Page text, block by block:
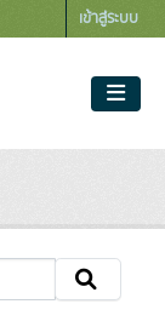
เข้าสู่ระบบ